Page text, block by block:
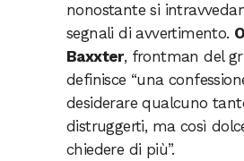
nonostante si
segnali di avvertimento.
Baxxter, frontman del
definisce “una
desiderare qualcuno
distruggerti, ma così
chiedere di più”.